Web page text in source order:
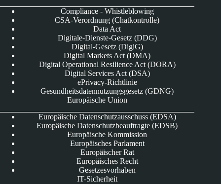
Compliance - Whistleblowing
CSA-Verordnung (Chatkontrolle)
Data Act
Digitale-Dienste-Gesetz (DDG)
Digital-Gesetz (DigiG)
Digital Markets Act (DMA)
Digital Operational Resilience Act (DORA)
Digital Services Act (DSA)
ePrivacy-Richtlinie
Gesundheitsdatennutzungsgesetz (GDNG)
Europäische Union
Europäische Datenschutzausschuss (EDSA)
Europäische Datenschutzbeauftragte (EDSB)
Europäische Kommission
Europäisches Parlament
Europäischer Rat
Europäisches Recht
Gesetzesvorhaben
IT-Sicherheit